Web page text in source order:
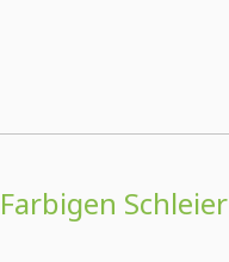
Farbigen Schleier